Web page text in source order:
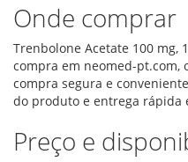
Onde comprar
Trenbolone Acetate 100 mg,
compra em neomed-pt.com,
compra segura e
do produto e entrega
Preço e